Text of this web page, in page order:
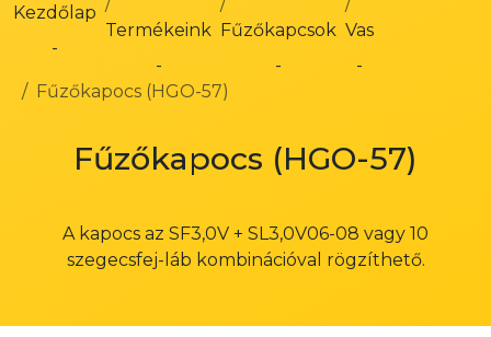
Kezdőlap
Termékeink Fűzőkapcsok Vas
Fűzőkapocs (HGO-57)
Fűzőkapocs (HGO-57)
A kapocs az SF3,0V + SL3,0V06-08 vagy 10
szegecsfej-láb kombinációval rögzíthető.